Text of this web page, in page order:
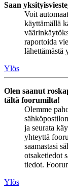
Saan
Voit
käyttämällä
raportoida
lähettämästä
Ylös
Olen saanut
tältä foorumilta!
Olemme
ja seurata
yhteyttä
saamastasi
otsaketiedot
tiedot.
Ylös